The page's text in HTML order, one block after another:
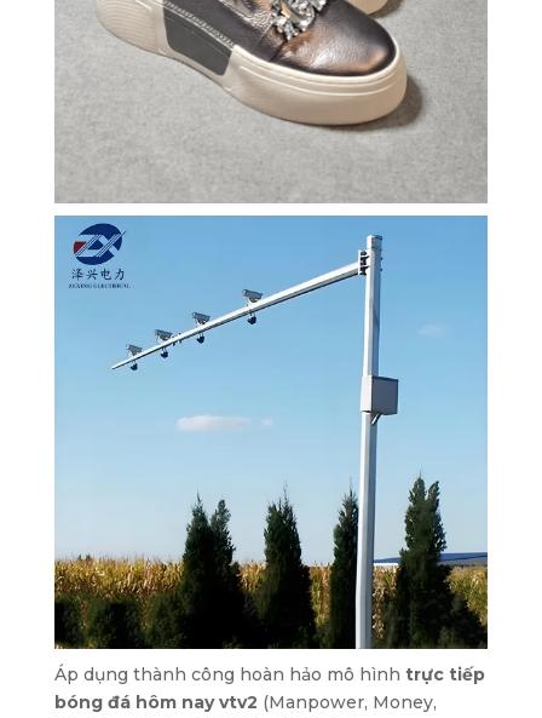
Áp dụng thành công hoàn hảo mô hình trực tiếp
bóng đá hôm nay vtv2 (Manpower, Money,